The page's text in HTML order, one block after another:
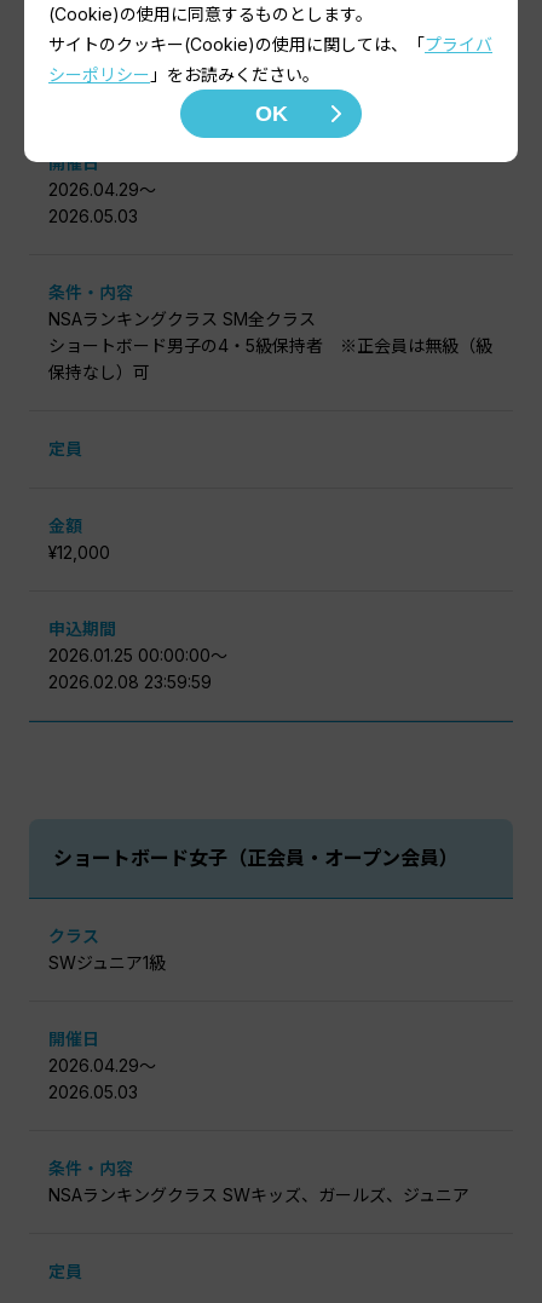
SM4，5級
開催日
2026.04.29〜
2026.05.03
条件・内容
NSAランキングクラス SM全クラス
ショートボード男子の4・5級保持者 ※正会員は無級（級
保持なし）可
定員
金額
¥12,000
申込期間
2026.01.25 00:00:00〜
2026.02.08 23:59:59
ショートボード⼥⼦（正会員・オープン会員）
クラス
SWジュニア1級
開催日
2026.04.29〜
2026.05.03
条件・内容
NSAランキングクラス SWキッズ、ガールズ、ジュニア
定員
(Cookie)の使用に同意するものとします。
サイトのクッキー(Cookie)の使用に関しては、「プライバ
シーポリシー 」をお読みください。
OK